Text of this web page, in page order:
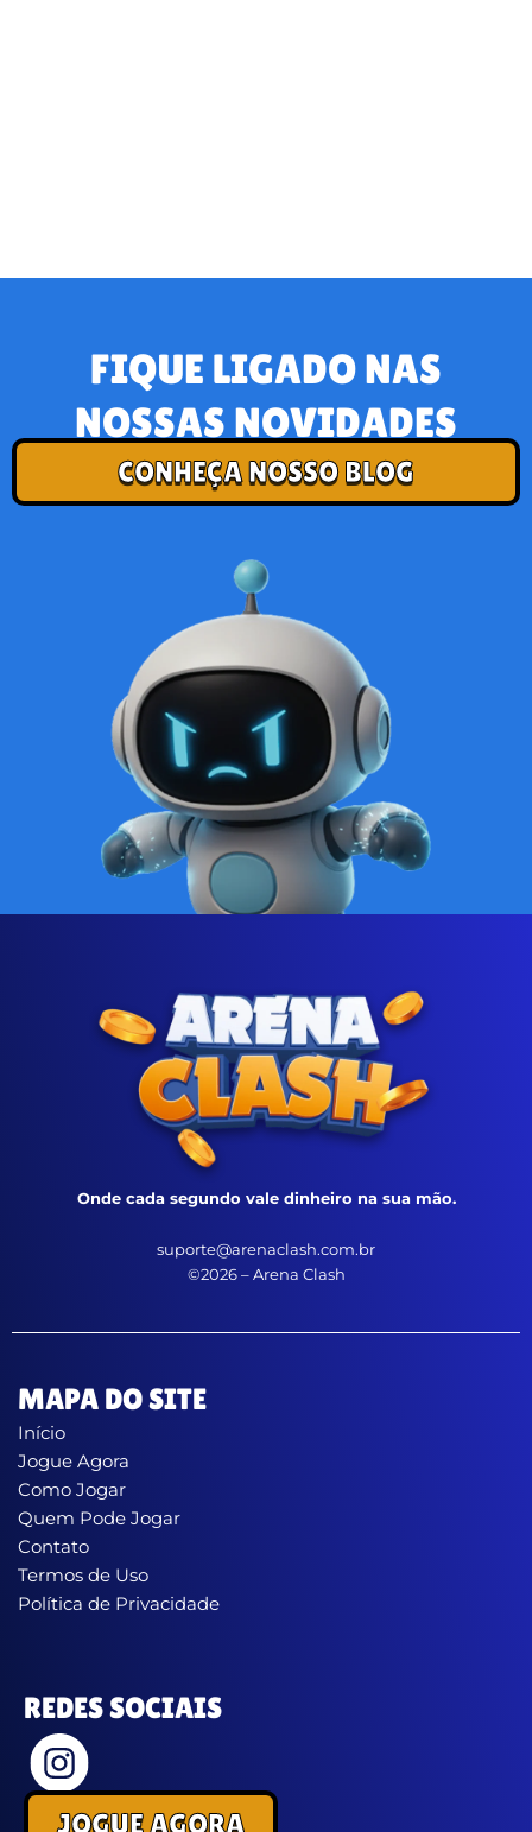
FIQUE LIGADO NAS
NOSSAS NOVIDADES
CONHEÇA NOSSO BLOG
Onde cada segundo vale dinheiro na sua mão.
suporte@arenaclash.com.br
©2026 – Arena Clash
MAPA DO SITE
Início
Jogue Agora
Como Jogar
Quem Pode Jogar
Contato
Termos de Uso
Política de Privacidade
REDES SOCIAIS
JOGUE AGORA